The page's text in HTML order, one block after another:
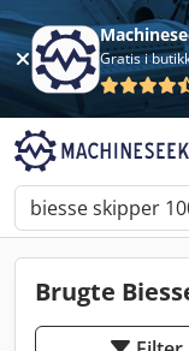
Gratis i
Brugte